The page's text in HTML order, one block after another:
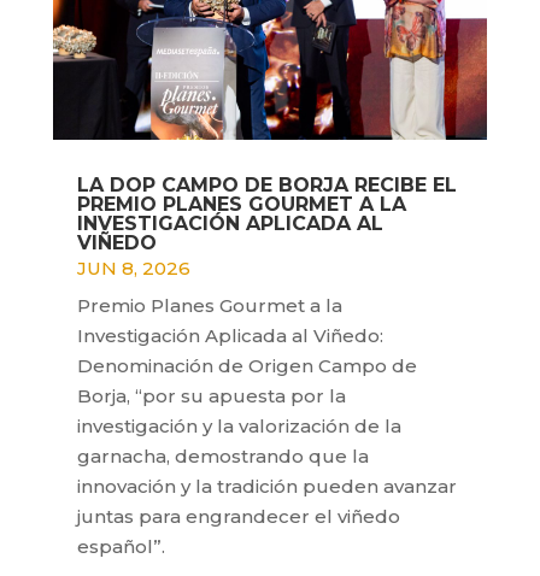
LA DOP CAMPO DE BORJA RECIBE EL
PREMIO PLANES GOURMET A LA
INVESTIGACIÓN APLICADA AL
VIÑEDO
JUN 8, 2026
Premio Planes Gourmet a la
Investigación Aplicada al Viñedo:
Denominación de Origen Campo de
Borja, “por su apuesta por la
investigación y la valorización de la
garnacha, demostrando que la
innovación y la tradición pueden avanzar
juntas para engrandecer el viñedo
español”.